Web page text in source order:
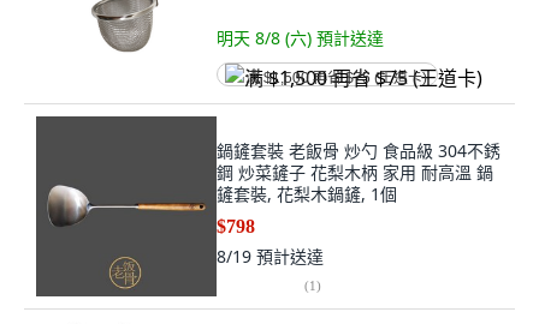
明天 8/8 (六) 預計送達
满 $1,500 再省 $75 (王道卡)
鍋鏟套裝 老飯骨 炒勺 食品級 304不銹
鋼 炒菜鏟子 花梨木柄 家用 耐高溫 鍋
鏟套裝, 花梨木鍋鏟, 1個
$798
8/19 預計送達
(1)